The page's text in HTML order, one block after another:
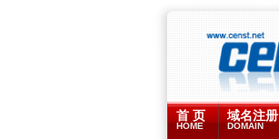
首 页
HOME
域名注册
DOMAIN